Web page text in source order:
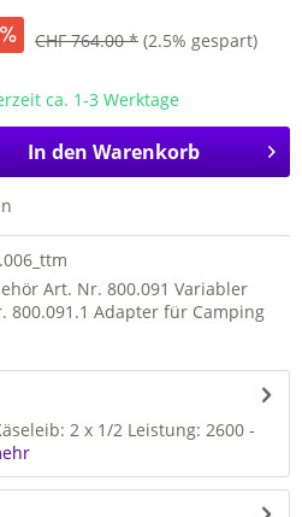
CHF 764.00 * (2.5% gespart)
ca. 1-3 Werktage
In den Warenkorb
Art. Nr. 800.091 Variabler
800.091.1 Adapter für Camping
2 x 1/2 Leistung: 2600 -